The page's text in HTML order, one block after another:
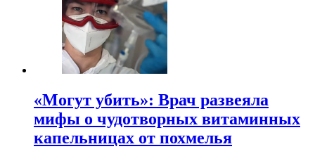
«Могут убить»: Врач развеяла
мифы о чудотворных витаминных
капельницах от похмелья